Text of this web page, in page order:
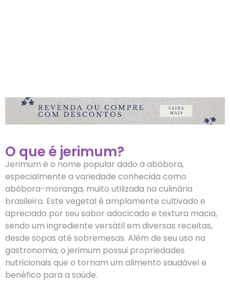
O que é jerimum?
Jerimum é o nome popular dado à abóbora,
especialmente a variedade conhecida como
abóbora-moranga, muito utilizada na culinária
brasileira. Este vegetal é amplamente cultivado e
apreciado por seu sabor adocicado e textura macia,
sendo um ingrediente versátil em diversas receitas,
desde sopas até sobremesas. Além de seu uso na
gastronomia, o jerimum possui propriedades
nutricionais que o tornam um alimento saudável e
benéfico para a saúde.